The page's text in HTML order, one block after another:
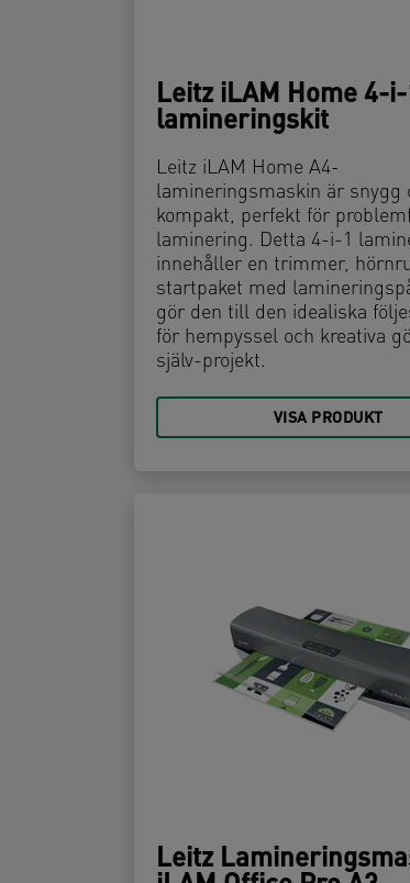
Leitz iLAM Home 4-
lamineringskit
Leitz iLAM Home A4-
lamineringsmaskin är snygg
kompakt, perfekt för
laminering. Detta 4-i-1
innehåller en trimmer,
startpaket med
gör den till den idealiska
för hempyssel och kreativa
själv-projekt.
VISA PRODUKT
Leitz